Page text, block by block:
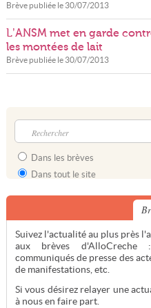
Brève publiée le 30/07/2013
L’ANSM met en garde
les montées de lait
Brève publiée le 30/07/2013
Dans les brèves
Dans tout le site
Suivez l'actualité au plus près
aux brèves d'AlloCreche
communiqués de presse des
de manifestations, etc.
Si vous désirez relayer une
à nous en faire part.